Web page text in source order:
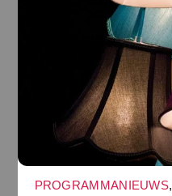
PROGRAMMANIEUWS,